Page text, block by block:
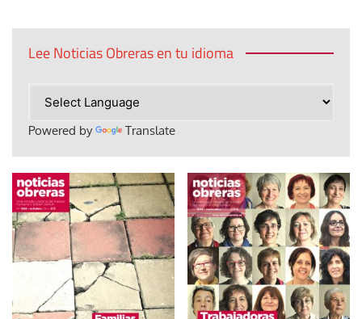
Lee Noticias Obreras en tu idioma
Powered by Translate